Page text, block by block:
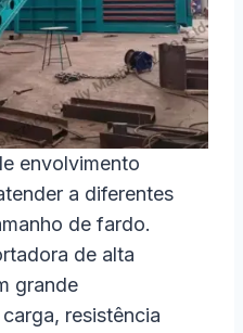
envolvimento
a diferentes
de fardo.
de alta
grande
resistência